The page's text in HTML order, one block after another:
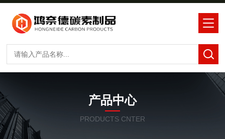
产品中心
PRODUCTS CNTER